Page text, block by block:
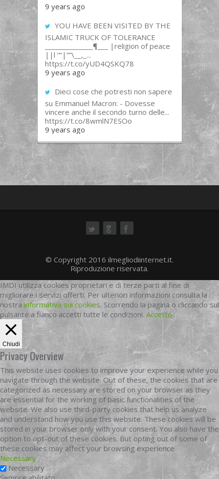
9 years ago
YOU HAVE BEEN VISITED BY THE
ISLAMIC TRUCK OF TOLERANCE
______________¶___ |religion of peace
||l “”|””\__,_...
https://t.co/yUD4QSKQ78
9 years ago
Dieci cose che potresti non sapere
su Emmanuel Macron: - Dovesse
vincere anche il secondo turno delle...
https://t.co/8wmlN7ESOo
9 years ago
© Copyright 2016 ilmegliodiinternet.it.
Riproduzione riservata.
IMDI utilizza cookies proprietari e di terze parti al fine di
migliorare i servizi offerti. Per ulteriori informazioni consulta la
nostra informativa sui cookies. Scorrendo la pagina o cliccando sul
pulsante a fianco accetti tutte le condizioni. Accetto
Chiudi
Privacy Overview
This website uses cookies to improve your experience while you
navigate through the website. Out of these, the cookies that are
categorized as necessary are stored on your browser as they
are essential for the working of basic functionalities of the
website. We also use third-party cookies that help us analyze
and understand how you use this website. These cookies will be
stored in your browser only with your consent. You also have the
option to opt-out of these cookies. But opting out of some of
these cookies may affect your browsing experience.
Necessary
Necessary